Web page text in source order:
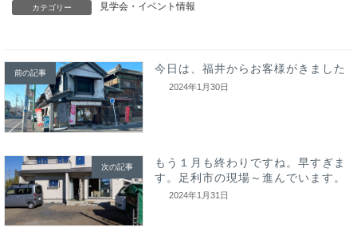
カテゴリー 見学会・イベント情報
前の記事 今日は、福井からお客様がきました
2024年1月30日
次の記事
もう１月も終わりですね。早すぎま
す。足利市の現場～進んでいます。
2024年1月31日